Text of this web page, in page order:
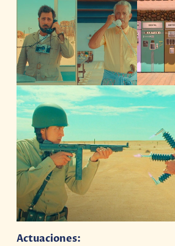
Actuaciones: